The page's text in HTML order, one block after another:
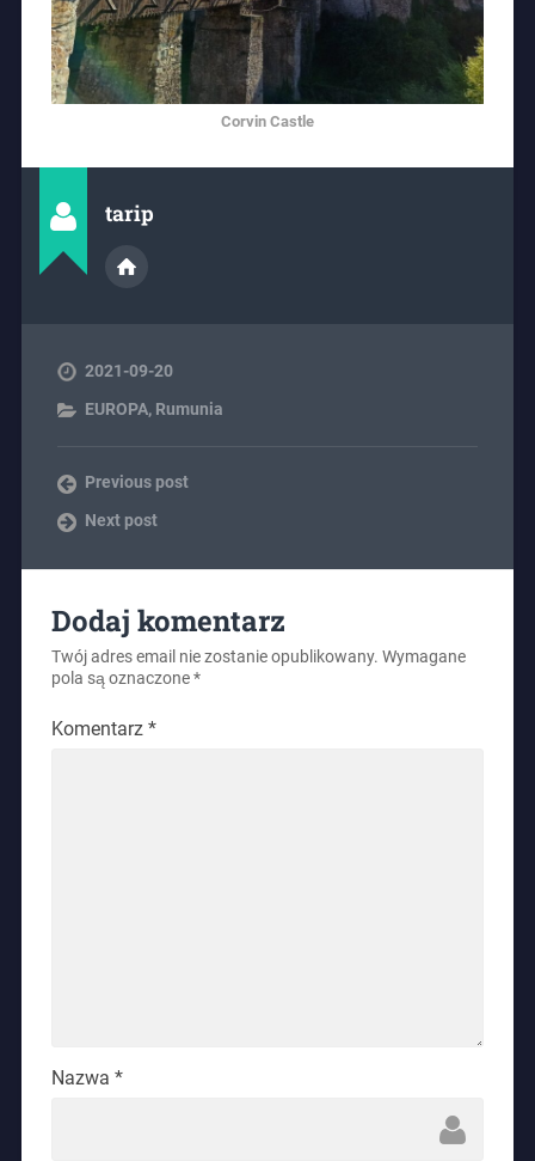
Corvin Castle
tarip
2021-09-20
EUROPA, Rumunia
Previous post
Next post
Dodaj komentarz
Twój adres email nie zostanie opublikowany. Wymagane
pola są oznaczone*
Komentarz *
Nazwa *